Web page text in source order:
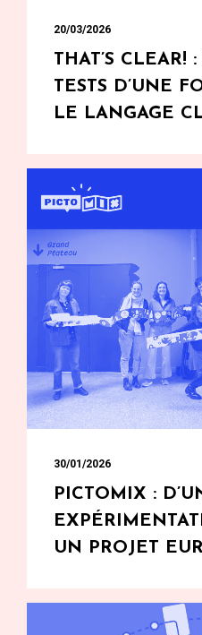
20/03/2026
THAT’S CLEAR!
TESTS D’UNE
LE LANGAGE
30/01/2026
PICTOMIX :
UN PROJET